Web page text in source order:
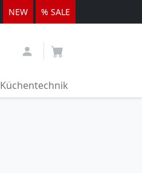
NEW % SALE
Küchentechnik